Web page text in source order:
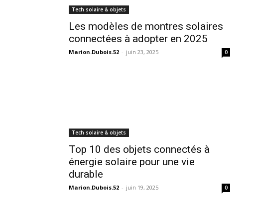
Tech solaire & objets
Les modèles de montres solaires
connectées à adopter en 2025
Marion.Dubois.52 - juin 23, 2025 0
Tech solaire & objets
Top 10 des objets connectés à
énergie solaire pour une vie
durable
Marion.Dubois.52 - juin 19, 2025 0